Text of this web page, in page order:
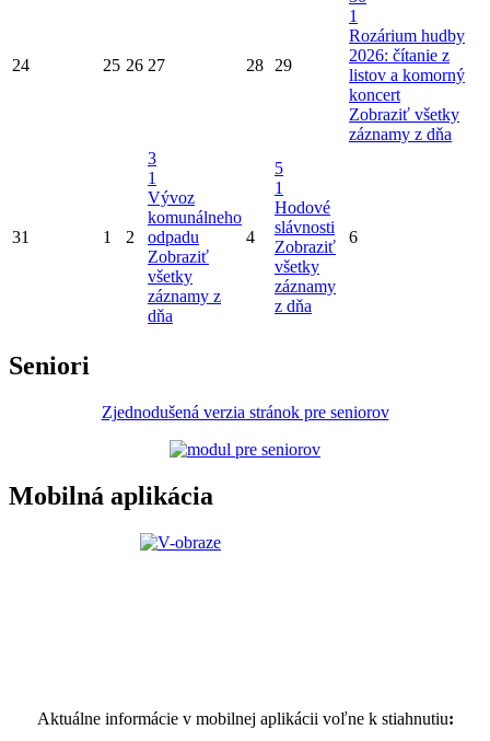
24 25 26 27 28 29
1
Rozárium hudby
2026: čítanie z
listov a komorný
koncert
Zobraziť všetky
záznamy z dňa
31 1 2
3
1
Vývoz
komunálneho
odpadu
Zobraziť
všetky
záznamy z
dňa
4
5
1
Hodové
slávnosti
Zobraziť
všetky
záznamy
z dňa
6
Seniori
Zjednodušená verzia stránok pre seniorov
Mobilná aplikácia
Aktuálne informácie v mobilnej aplikácii voľne k stiahnutiu: